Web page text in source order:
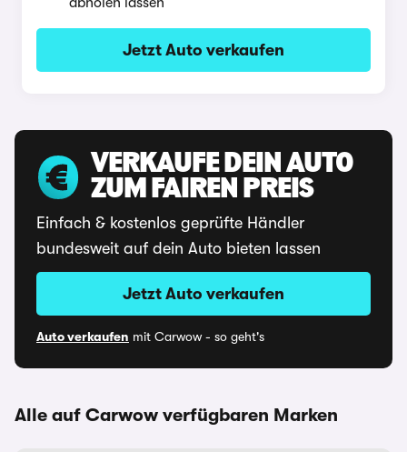
Jetzt Auto verkaufen
VERKAUFE DEIN AUTO
ZUM FAIREN PREIS
Einfach & kostenlos geprüfte Händler
bundesweit auf dein Auto bieten lassen
Jetzt Auto verkaufen
Auto verkaufen mit Carwow - so geht's
Alle auf Carwow verfügbaren Marken